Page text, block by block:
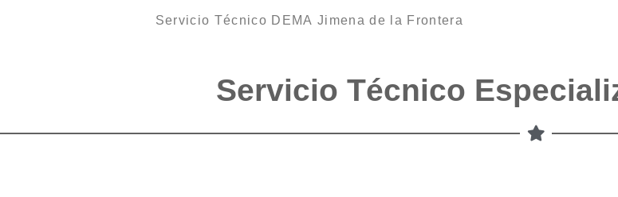
Servicio Técnico DEMA Jimena de la Frontera
Servicio Técnico